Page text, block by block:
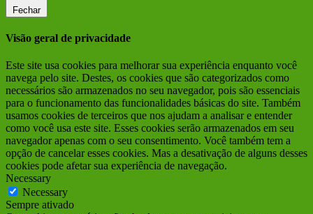
Fechar
Visão geral de privacidade
Este site usa cookies para melhorar sua experiência enquanto você
navega pelo site. Destes, os cookies que são categorizados como
necessários são armazenados no seu navegador, pois são essenciais
para o funcionamento das funcionalidades básicas do site. Também
usamos cookies de terceiros que nos ajudam a analisar e entender
como você usa este site. Esses cookies serão armazenados em seu
navegador apenas com o seu consentimento. Você também tem a
opção de cancelar esses cookies. Mas a desativação de alguns desses
cookies pode afetar sua experiência de navegação.
Necessary
Necessary
Sempre ativado